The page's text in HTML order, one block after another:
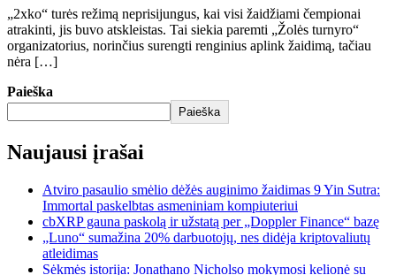
„2xko“ turės režimą neprisijungus, kai visi žaidžiami čempionai
atrakinti, jis buvo atskleistas. Tai siekia paremti „Žolės turnyro“
organizatorius, norinčius surengti renginius aplink žaidimą, tačiau
nėra […]
Paieška
Paieška
Naujausi įrašai
Atviro pasaulio smėlio dėžės auginimo žaidimas 9 Yin Sutra:
Immortal paskelbtas asmeniniam kompiuteriui
cbXRP gauna paskolą ir užstatą per „Doppler Finance“ bazę
„Luno“ sumažina 20% darbuotojų, nes didėja kriptovaliutų
atleidimas
Sėkmės istorija: Jonathano Nicholso mokymosi kelionė su